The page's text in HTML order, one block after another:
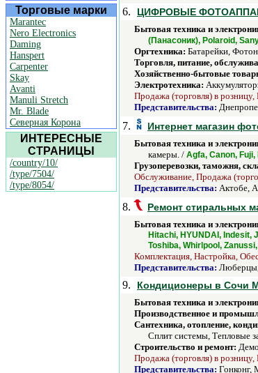
Торговые марки
Marantec
Nero Electronics
Daming
Hanspert
Carpenter
Skay
Avanti
Manuli Stretch
Mr. Blade
Северная Корона
ИНТЕРЕСНЫЕ
СТРАНИЦЫ
/country/10/
/type/7504/
/type/8054/
6. ЦИФРОВЫЕ
Бытовая техника и
(Панасоник), Polaroid,
Оргтехника: Батарейки,
Торговля, питание,
Хозяйственно-бытовые
Электротехника:
Продажа (торговля) в
Представительства:
7. Интернет магазин
Бытовая техника и
камеры. / Agfa, Canon,
Грузоперевозки, таможня,
Обслуживание, Продажа
Представительства: Актобе,
8. Ремонт стиральных
Бытовая техника и
Hitachi, HYUNDAI, Indesit,
Toshiba, Whirlpool,
Комплектация, Настройка,
Представительства:
9. Кондиционеры в Сочи
Бытовая техника и
Производственное и
Сантехника, отопление,
Сплит системы, Тепловые
Строительство и ремонт:
Продажа (торговля) в
Представительства: Гонконг,